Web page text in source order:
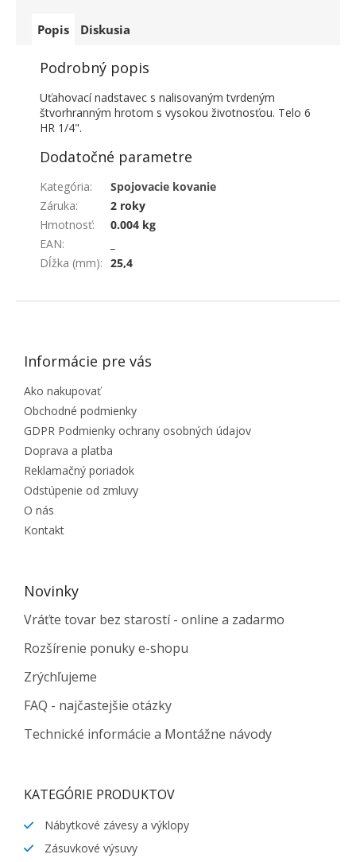
Popis Diskusia
Podrobný popis
Uťahovací nadstavec s nalisovaným tvrdeným
štvorhranným hrotom s vysokou životnosťou. Telo 6
HR 1/4".
Dodatočné parametre
Kategória:
Spojovacie kovanie
Záruka:
2 roky
Hmotnosť:
0.004 kg
EAN:
Dĺžka (mm): 25,4
ZÁPÄTIE
Informácie pre vás
Ako nakupovať
Obchodné podmienky
GDPR Podmienky ochrany osobných údajov
Doprava a platba
Reklamačný poriadok
Odstúpenie od zmluvy
O nás
Kontakt
Novinky
Vráťte tovar bez starostí - online a zadarmo
Rozšírenie ponuky e-shopu
Zrýchľujeme
FAQ - najčastejšie otázky
Technické informácie a Montážne návody
KATEGÓRIE PRODUKTOV
Nábytkové závesy a výklopy
Zásuvkové výsuvy